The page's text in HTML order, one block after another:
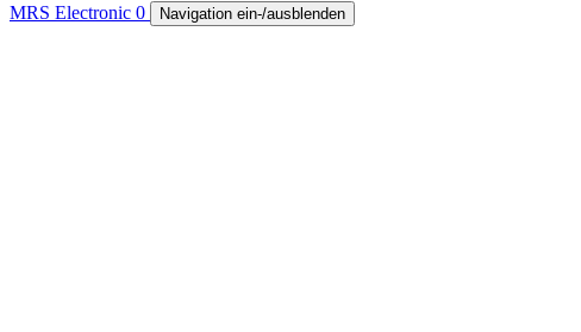
MRS Electronic 0 Navigation ein-/ausblenden